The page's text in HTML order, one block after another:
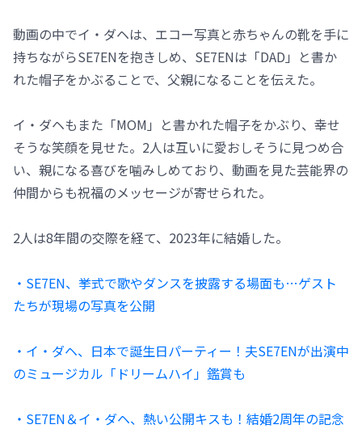
動画の中でイ・ダヘは、エコー写真と赤ちゃんの靴を手に
持ちながらSE7ENを抱きしめ、SE7ENは「DAD」と書か
れた帽子をかぶることで、父親になることを伝えた。
イ・ダヘもまた「MOM」と書かれた帽子をかぶり、幸せ
そうな笑顔を見せた。2人は互いに愛おしそうに見つめ合
い、親になる喜びを噛みしめており、動画を見た芸能界の
仲間からも祝福のメッセージが寄せられた。
2人は8年間の交際を経て、2023年に結婚した。
・SE7EN、挙式で歌やダンスを披露する場面も…ゲスト
たちが現場の写真を公開
・イ・ダヘ、日本で誕生日パーティー！夫SE7ENが出演中
のミュージカル「ドリームハイ」鑑賞も
・SE7EN＆イ・ダヘ、熱い公開キスも！結婚2周年の記念